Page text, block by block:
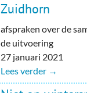
Zuidhorn
afspraken over de
de uitvoering
27 januari 2021
Lees verder →